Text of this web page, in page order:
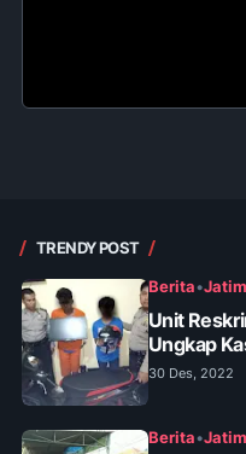
TRENDY POST
Berita•Jatim
Unit
Ungkap
30 Des, 2022
Berita•Jatim